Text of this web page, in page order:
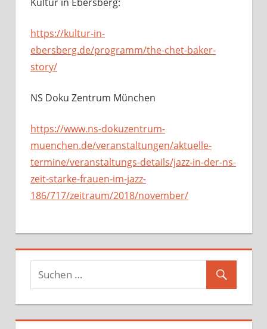
https://kultur-in-
ebersberg.de/programm/the-chet-baker-
story/
NS Doku Zentrum München
https://www.ns-dokuzentrum-
muenchen.de/veranstaltungen/aktuelle-
termine/veranstaltungs-details/jazz-in-der-ns-
zeit-starke-frauen-im-jazz-
186/717/zeitraum/2018/november/